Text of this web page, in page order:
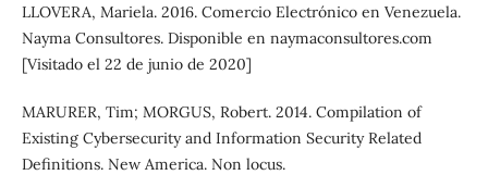
LLOVERA, Mariela. 2016. Comercio Electrónico en Venezuela.
Nayma Consultores. Disponible en naymaconsultores.com
[Visitado el 22 de junio de 2020]
MARURER, Tim; MORGUS, Robert. 2014. Compilation of
Existing Cybersecurity and Information Security Related
Definitions. New America. Non locus.